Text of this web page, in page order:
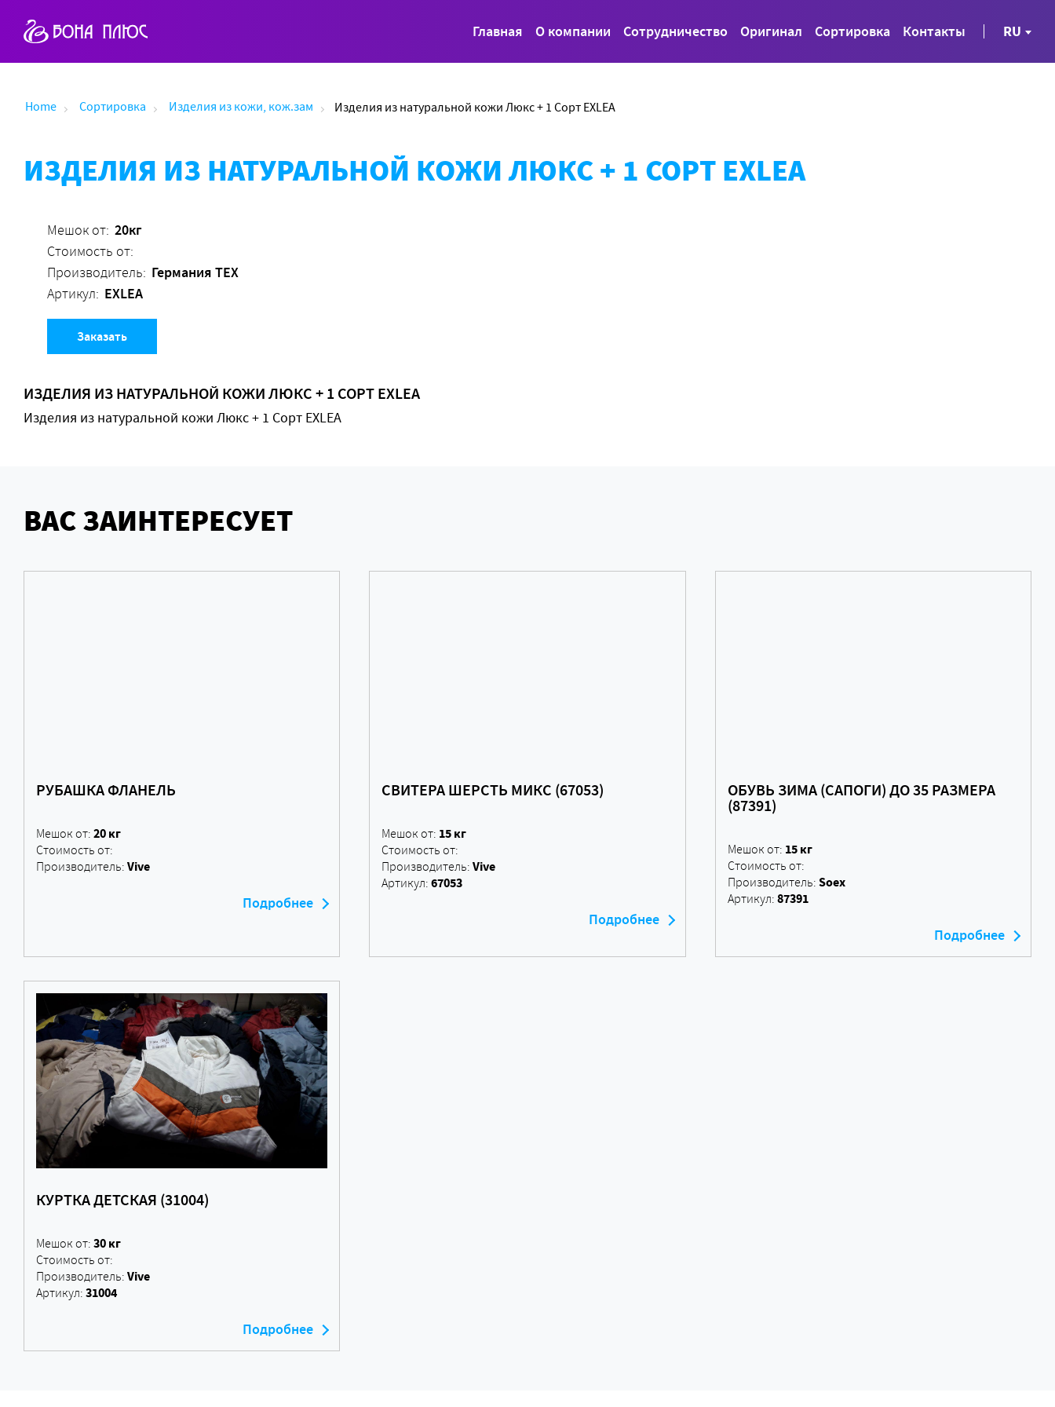
Главная О компании Сотрудничество Оригинал Сортировка Контакты RU
Home Сортировка Изделия из кожи, кож.зам Изделия из натуральной кожи Люкс + 1 Сорт EXLEA
ИЗДЕЛИЯ ИЗ НАТУРАЛЬНОЙ КОЖИ ЛЮКС + 1 СОРТ EXLEA
Мешок от: 20кг
Стоимость от:
Производитель: Германия ТЕХ
Артикул: EXLEA
Заказать
ИЗДЕЛИЯ ИЗ НАТУРАЛЬНОЙ КОЖИ ЛЮКС + 1 СОРТ EXLEA
Изделия из натуральной кожи Люкс + 1 Сорт EXLEA
ВАС ЗАИНТЕРЕСУЕТ
РУБАШКА ФЛАНЕЛЬ
Мешок от: 20 кг
Стоимость от:
Производитель: Vive
Подробнее
СВИТЕРА ШЕРСТЬ МИКС (67053)
Мешок от: 15 кг
Стоимость от:
Производитель:Vive
Артикул:67053
Подробнее
ОБУВЬ ЗИМА (САПОГИ) ДО 35 РАЗМЕРА
(87391)
Мешок от: 15 кг
Стоимость от:
Производитель: Soex
Артикул: 87391
Подробнее
КУРТКА ДЕТСКАЯ (31004)
Мешок от: 30 кг
Стоимость от:
Производитель: Vive
Артикул: 31004
Подробнее